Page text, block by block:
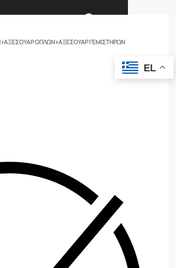
›ΑΞΕΣΟΥΑΡ ΟΠΛΩΝ›ΑΞΕΣΟΥΆΡ ΓΕΜΙΣΤΉΡΩΝ
EL